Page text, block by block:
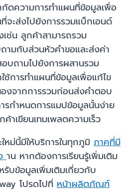
กัดความการทำแผนที่ข้อมูลเพื่อ
จะส่งไปยังการรวมแบ็กเอนด์
ช่น ลูกค้าสามารถรวม
ามกับส่วนหัวคำขอและส่งค่า
บถามไปยังการผสานรวม
ช้การทำแผนที่ข้อมูลเพื่อแก้ไข
งจากการรวมก่อนส่งคำตอบ
รกำหนดการแมปข้อมูลนั้นง่าย
ค้าเขียนเทมเพลตความเร็ว
ม่นี้มีให้บริการในทุกภูมิ ภาคที่มี
าน หากต้องการเรียนรู้เพิ่มเติม
รับข้อมูลเพิ่มเติมเกี่ยวกับ
โปรดไปที่ หน้าผลิตภัณฑ์